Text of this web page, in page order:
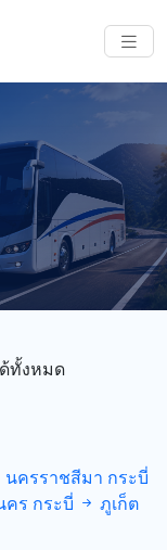
ทั้งหมด
นครราชสีมา กระบี่
คร กระบี่ ภูเก็ต